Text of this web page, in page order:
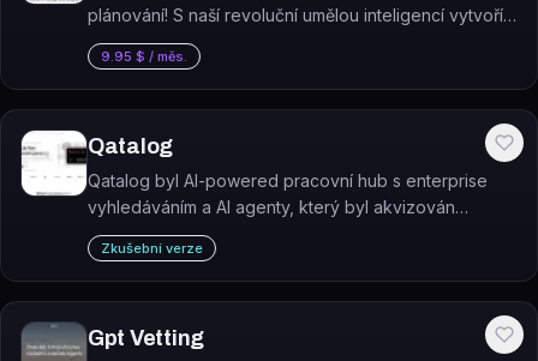
plánování! S naší revoluční umělou inteligencí vytvoříš
ohromující a kompletní Ganttovy diagramy pouze na
základě krátkého popisu projektu.
9.95 $ / měs.
Qatalog
Qatalog byl AI-powered pracovní hub s enterprise
vyhledáváním a AI agenty, který byl akvizován
platformou ClickUp.
Zkušební verze
Gpt Vetting